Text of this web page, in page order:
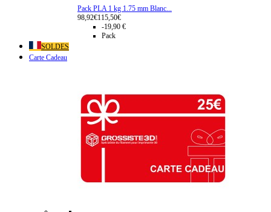
Pack PLA 1 kg 1.75 mm Blanc...
98,92€115,50€
-19,90 €
Pack
SOLDES
Carte Cadeau